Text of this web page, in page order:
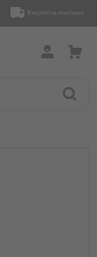
Bezpłatna dostawa